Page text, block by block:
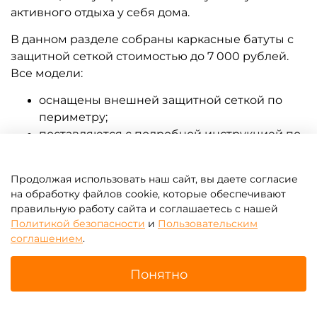
B-15600 Батут детский с
сеткой, диаметр 16 фт
29 600 ₽
B-15599 Батут детский с
сеткой, диаметр 14 фт
От 22 000 ₽
Предзаказ Предзаказ
Продолжая использовать наш сайт, вы даете согласие
на обработку файлов cookie, которые обеспечивают
правильную работу сайта и соглашаетесь с нашей
Политикой безопасности и Пользовательским
соглашением.
Понятно